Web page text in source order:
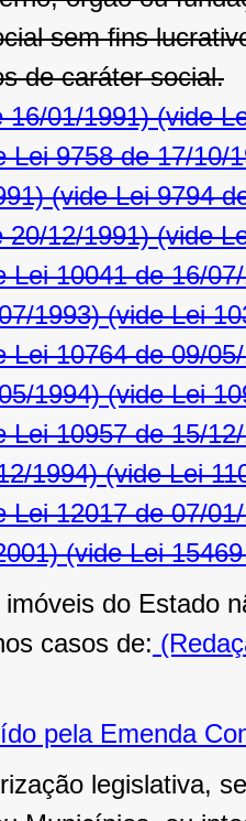
sem ﬁns
de caráter social.
16/01/1991)(vide
Lei 9758 de 17/10/
(vide Lei 9794
20/12/1991)(vide
Lei 10041 de 16/
1993)(vide Lei
Lei 10764 de 09/
1994)(vide Lei
Lei 10957 de 15/
1994)(vide Lei
Lei 12017 de 07/
(vide Lei
do Estado
casos de:
pela Emenda
legislativa,